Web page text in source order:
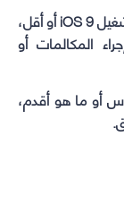
وأكد أن هذا التحديث سيمنع مستخدمي نظام تشغيل iOS 9 أو أقل،
المكالمات أو
أن التحديث يؤثر على هواتف آيفون 4 إس أو ما هو أقدم،